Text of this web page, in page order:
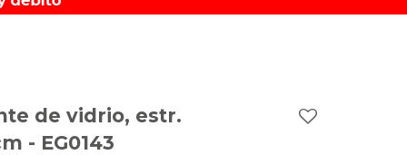
de vidrio, estr.
- EG0143